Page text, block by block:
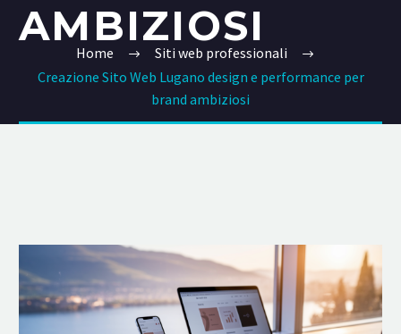
AMBIZIOSI
Home
Siti web professionali
Creazione Sito Web Lugano design e performance per
brand ambiziosi